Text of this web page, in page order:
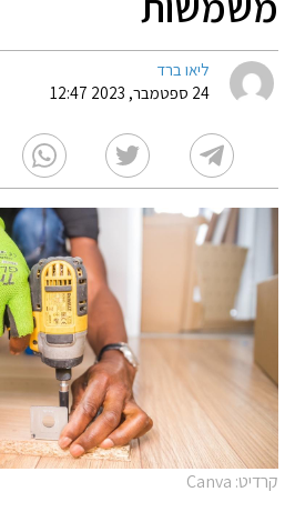
ליאו ברד
24 ספטמבר, 2023 12:47
קרדיט: Canva